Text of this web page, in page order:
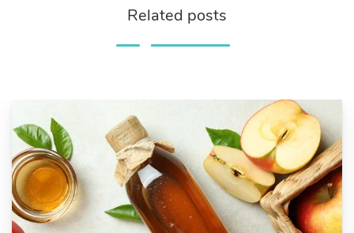
Related posts